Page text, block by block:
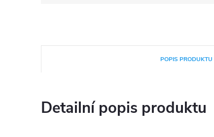
POPIS PRODUKTU
Detailní popis produktu